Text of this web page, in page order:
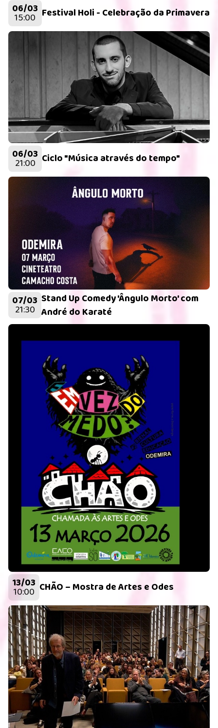
06/03
15:00 Festival Holi - Celebração da Primavera
06/03
21:00 Ciclo "Música através do tempo"
07/03
21:30
Stand Up Comedy 'Ângulo Morto' com
André do Karaté
13/03
10:00 CHÃO – Mostra de Artes e Odes